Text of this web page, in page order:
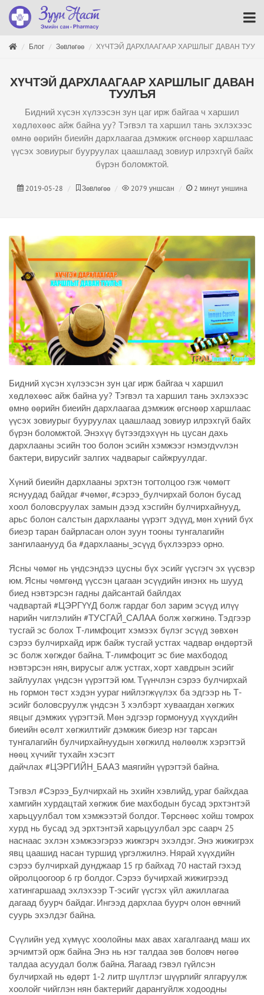
Блог Зөвлөгөө ХҮЧТЭЙ ДАРХЛААГААР ХАРШЛЫГ ДАВАН
ХҮЧТЭЙ ДАРХЛААГААР ХАРШЛЫГ ДАВАН
ТУУЛЪЯ
Бидний хүсэн хүлээсэн зун цаг ирж байгаа ч харшил
хөдлөхөөс айж байна уу? Тэгвэл та харшил тань эхлэхээс
өмнө өөрийн биеийн дархлаагаа дэмжиж өгснөөр харшлаас
үүсэх зовиурыг бууруулах цаашлаад зовиур илрэхгүй байх
бүрэн боломжтой.
2019-05-28 Зөвлөгөө 2079 уншсан 2 минут уншина
Бидний хүсэн хүлээсэн зун цаг ирж байгаа ч харшил
хөдлөхөөс айж байна уу? Тэгвэл та харшил тань эхлэхээс
өмнө өөрийн биеийн дархлаагаа дэмжиж өгснөөр харшлаас
үүсэх зовиурыг бууруулах цаашлаад зовиур илрэхгүй байх
бүрэн боломжтой. Энэхүү бүтээгдэхүүн нь цусан дахь
дархлааны эсийн тоо болон эсийн хэмжээг нэмэгдvvлэн
бактери, вирусийг залгих чадварыг сайжруулдаг.
Хүний биеийн дархлааны эрхтэн тогтолцоо гэж чөмөгт
яснуудад байдаг #чөмөг, #сэрээ_булчирхай болон бусад
хоол боловсруулах замын дээд хэсгийн булчирхайнууд,
арьс болон салстын дархлааны үүрэгт эдүүд, мөн хүний бүх
биеэр таран байрласан олон зуун тооны тунгалагийн
зангилаанууд ба #дархлааны_эсүүд бүхлээрээ орно.
Ясны чөмөг нь үндсэндээ цусны бүх эсийг үүсгэгч эх үүсвэр
юм. Ясны чөмгөнд үүссэн цагаан эсүүдийн инэнх нь шууд
биед нэвтэрсэн гадны дайсантай байлдах
чадвартай #ЦЭРГҮҮД болж гардаг бол зарим эсүүд илүү
нарийн чиглэлийн #ТУСГАЙ_САЛАА болж хөгжинө. Тэдгээр
тусгай эс болох Т-лимфоцит хэмээх бүлэг эсүүд зөвхөн
сэрээ булчирхайд ирж байж тусгай устгах чадвар өндөртэй
эс болж хөгждөг байна. Т-лимфоцит эс бие махбодод
нэвтэрсэн нян, вирусыг алж устгах, хорт хавдрын эсийг
зайлуулах үндсэн үүрэгтэй юм. Түүнчлэн сэрээ булчирхай
нь гормон төст хэдэн уураг нийлэгжүүлэх ба эдгээр нь Т-
эсийг боловсруулж үндсэн 3 хэлбэрт хуваагдан хөгжих
явцыг дэмжих үүрэгтэй. Мөн эдгээр гормонууд хүүхдийн
биеийн өсөлт хөгжилтийг дэмжиж биеэр нэг тарсан
тунгалагийн булчирхайнуудын хөгжилд нөлөөлж хэрэгтэй
нөөц хүчийг тухайн хэсэгт
дайчлах #ЦЭРГИЙН_БААЗ маягийн үүрэгтэй байна.
Тэгвэл #Сэрээ_Булчирхай нь эхийн хэвлийд, ураг байхдаа
хамгийн хурдацтай хөгжиж бие махбодын бусад эрхтэнтэй
харьцуулбал том хэмжээтэй болдог. Төрснөөс хойш томрох
хурд нь бусад эд эрхтэнтэй харьцуулбал эрс саарч 25
наснаас эхлэн хэмжээгэрээ жижгэрч эхэлдэг. Энэ жижигрэх
явц цаашид насан туршид үргэлжилнэ. Нярай хүүхдийн
сэрээ булчирхай дунджаар 15 гр байхад 70 настай гэхэд
ойролцоогоор 6 гр болдог. Сэрээ бучирхай жижигрээд
хатингаршаад эхлэхээр Т-эсийг үүсгэх үйл ажиллагаа
дагаад буурч байдаг. Ингээд дархлаа буурч олон өвчний
суурь эхэлдэг байна.
Сүүлийн уед хүмүүс хоолойны мах авах хагалгаанд маш их
эрчимтэй орж байна Энэ нь нэг талдаа зөв боловч нөгөө
талдаа асуудал болж байна. Яагаад гэвэл гүйлсэн
булчирхай нь өдөрт 1-2 литр шүлтлэг шүүрлийг ялгаруулж
хоолойг чийглэн нян бактерийг дарангуйлж ходоодны